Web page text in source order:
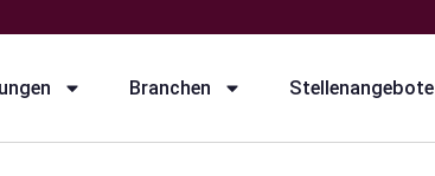
Branchen Stellenangebote